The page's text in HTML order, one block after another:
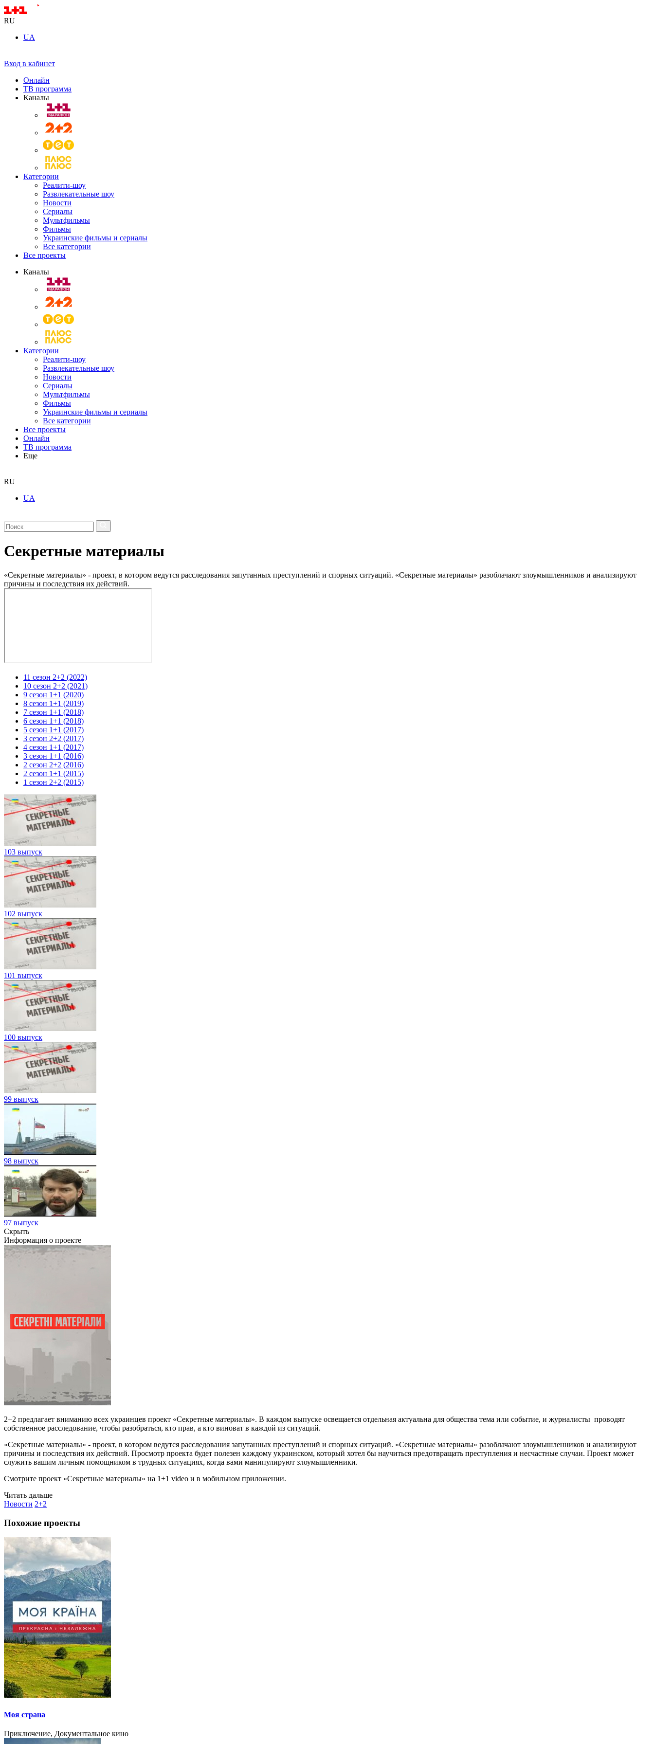
RU
UA
Вход в кабинет
Онлайн
ТВ программа
Каналы
Категории
Реалити-шоу
Развлекательные шоу
Новости
Сериалы
Мультфильмы
Фильмы
Украинские фильмы и сериалы
Все категории
Все проекты
Каналы
Категории
Реалити-шоу
Развлекательные шоу
Новости
Сериалы
Мультфильмы
Фильмы
Украинские фильмы и сериалы
Все категории
Все проекты
Онлайн
ТВ программа
Еще
RU
UA
Секретные материалы
«Секретные материалы» - проект, в котором ведутся расследования запутанных преступлений и спорных ситуаций. «Секретные материалы» разоблачают злоумышленников и анализируют
причины и последствия их действий.
11 сезон 2+2 (2022)
10 сезон 2+2 (2021)
9 сезон 1+1 (2020)
8 сезон 1+1 (2019)
7 сезон 1+1 (2018)
6 сезон 1+1 (2018)
5 сезон 1+1 (2017)
3 сезон 2+2 (2017)
4 сезон 1+1 (2017)
3 сезон 1+1 (2016)
2 сезон 2+2 (2016)
2 сезон 1+1 (2015)
1 сезон 2+2 (2015)
103 выпуск
102 выпуск
101 выпуск
100 выпуск
99 выпуск
98 выпуск
97 выпуск
Скрыть
Информация о проекте
2+2 предлагает вниманию всех украинцев проект «Секретные материалы». В каждом выпуске освещается отдельная актуальна для общества тема или событие, и журналисты проводят
собственное расследование, чтобы разобраться, кто прав, а кто виноват в каждой из ситуаций.
«Секретные материалы» - проект, в котором ведутся расследования запутанных преступлений и спорных ситуаций. «Секретные материалы» разоблачают злоумышленников и анализируют
причины и последствия их действий. Просмотр проекта будет полезен каждому украинском, который хотел бы научиться предотвращать преступления и несчастные случаи. Проект может
служить вашим личным помощником в трудных ситуациях, когда вами манипулируют злоумышленники.
Смотрите проект «Секретные материалы» на 1+1 video и в мобильном приложении.
Читать дальше
Новости 2+2
Похожие проекты
Моя страна
Приключение, Документальное кино